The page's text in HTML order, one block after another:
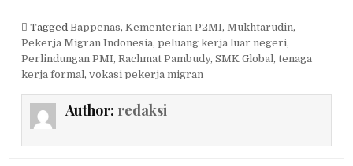
TaggedBappenas,Kementerian P2MI,Mukhtarudin,
Pekerja Migran Indonesia,peluang kerja luar negeri,
Perlindungan PMI,Rachmat Pambudy,SMK Global,tenaga
kerja formal,vokasi pekerja migran
Author: redaksi